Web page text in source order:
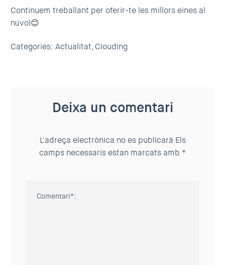
Continuem treballant per oferir-te les millors eines al
núvol😊
Categories: Actualitat,Clouding
Deixa un comentari
L'adreça electrònica no es publicarà Els
camps necessaris estan marcats amb *